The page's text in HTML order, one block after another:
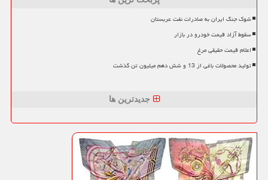
شوک جنگ ایران به صادرات نفت عربستان
سقوط آزاد قیمت خودرو در بازار
اعلام قیمت حقیقی مرغ
تولید محصولات باغی از 13 و شش دهم میلیون تن گذشت
جدیدترین ها